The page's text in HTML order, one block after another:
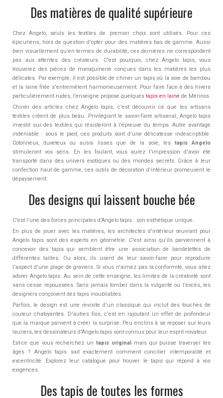
Des matières de qualité supérieure
Chez Angelo, seuls les textiles de premier choix sont utilisés. Pour ces
épicuriens, hors de question d'opter pour des matières bas de gamme. Aussi
bien visuellement qu'en termes de durabilité, ces dernières ne correspondent
pas aux attentes des créateurs. C'est pourquoi, chez Angelo tapis, vous
trouverez des pièces de maroquinerie conçues dans les matières les plus
délicates. Par exemple, il est possible de chiner un tapis où la soie de bambou
et la laine filée s'entremêlent harmonieusement. Pour faire face à des hivers
particulièrement rudes, l'enseigne propose quelques tapis en laine de Mérinos.
Chiner des articles chez Angelo tapis, c'est découvrir ce que les artisans
textiles créent de plus beau. Privilégiant le savoir-faire artisanal, Angelo tapis
investit sur des textiles qui résisteront à l'épreuve du temps. Autre avantage
indéniable : sous le pied, ces produits sont d'une délicatesse indescriptible.
Cotonneux, duveteux ou aussi lisses que de la soie, les tapis Angelo
stimuleront vos sens. En les foulant, vous aurez l'impression d'avoir été
transporté dans des univers exotiques ou des mondes secrets. Grâce à leur
confection haut de gamme, ces outils de décoration d'intérieur promeuvent le
dépaysement.
Des designs qui laissent bouche bée
C'est l'une des forces principales d'Angelo tapis : son esthétique unique.
En plus de jouer avec les matières, les architectes d'intérieur œuvrant pour
Angelo tapis sont des experts en géométrie. C'est ainsi qu'ils parviennent à
concevoir des tapis qui semblent être une association de bandelettes de
différentes tailles. Ou alors, ils usent de leur savoir-faire pour reproduire
l'aspect d'une plage de graviers. Si vous n'aimez pas la conformité, vous allez
adorer Angelo tapis. Au sein de cette enseigne, les limites de la créativité sont
sans cesse repoussées. Sans jamais tomber dans la vulgarité ou l'excès, les
designers conçoivent des tapis inoubliables.
Parfois, le design est une revisite d'un classique qui inclut des touches de
couleur chatoyantes. D'autres fois, c'est en rajoutant un effet de profondeur
que la marque parvient à créer la surprise. Peu enclins à se reposer sur leurs
lauriers, les dessinateurs d'Angelo tapis sont connus pour leur esprit novateur.
Est-ce que vous recherchez untapis original
mais qui puisse traverser les
âges ? Angelo tapis sait exactement comment concilier intemporalité et
excentricité. Explorez leur catalogue pour trouver le tapis qui répond à vos
exigences.
Des tapis de toutes les formes